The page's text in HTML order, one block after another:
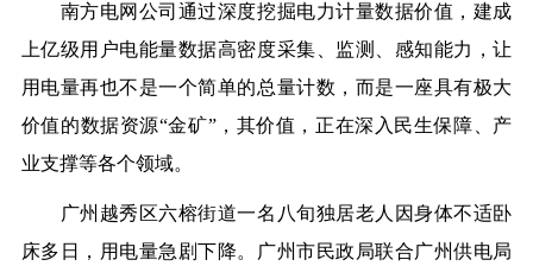
南方电网公司通过深度挖掘电力计量数据价值，建成
上亿级用户电能量数据高密度采集、监测、感知能力，让
用电量再也不是一个简单的总量计数，而是一座具有极大
价值的数据资源“金矿”，其价值，正在深入民生保障、产
业支撑等各个领域。
广州越秀区六榕街道一名八旬独居老人因身体不适卧
床多日，用电量急剧下降。广州市民政局联合广州供电局